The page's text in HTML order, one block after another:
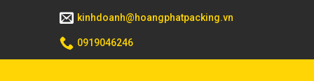
kinhdoanh@hoangphatpacking.vn
0919046246